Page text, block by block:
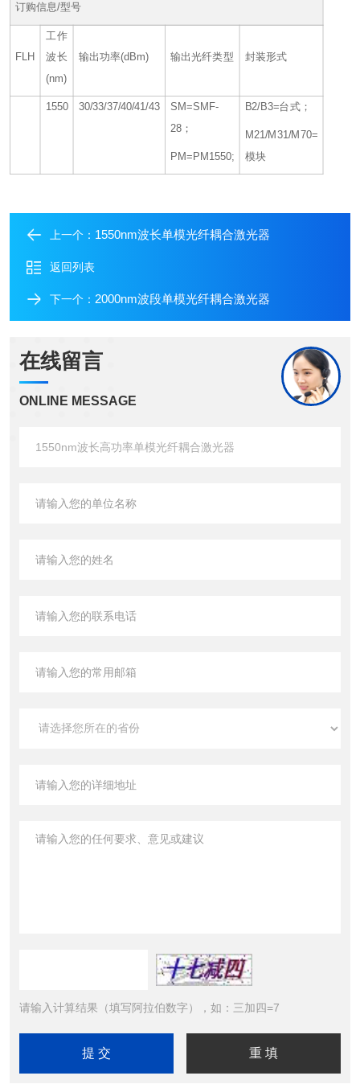
订购信息/型号
FLH
工作
波长
(nm)
输出功率(dBm) 输出光纤类型 封装形式
1550 30/33/37/40/41/43 SM=SMF-
28；
PM=PM1550;
B2/B3=台式；
M21/M31/M70=
模块
上一个： 1550nm波长单模光纤耦合激光器
返回列表
下一个： 2000nm波段单模光纤耦合激光器
在线留言
ONLINE MESSAGE
请输入计算结果（填写阿拉伯数字），如：三加四=7